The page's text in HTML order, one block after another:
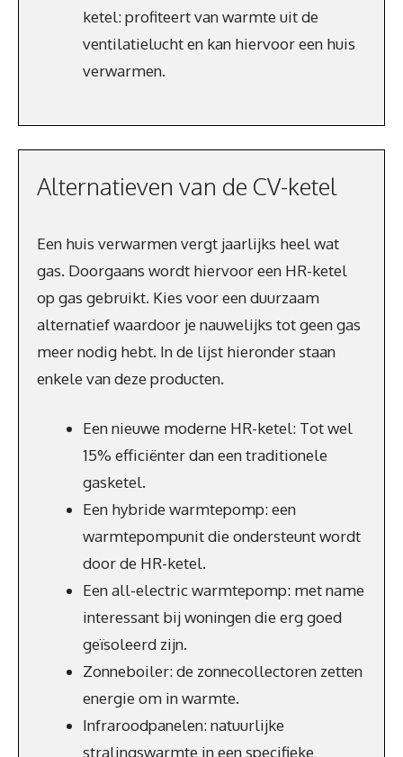
ketel: profiteert van warmte uit de
ventilatielucht en kan hiervoor een huis
verwarmen.
Alternatieven van de CV-ketel
Een huis verwarmen vergt jaarlijks heel wat
gas. Doorgaans wordt hiervoor een HR-ketel
op gas gebruikt. Kies voor een duurzaam
alternatief waardoor je nauwelijks tot geen gas
meer nodig hebt. In de lijst hieronder staan
enkele van deze producten.
Een nieuwe moderne HR-ketel: Tot wel
15% efficiënter dan een traditionele
gasketel.
Een hybride warmtepomp: een
warmtepompunit die ondersteunt wordt
door de HR-ketel.
Een all-electric warmtepomp: met name
interessant bij woningen die erg goed
geïsoleerd zijn.
Zonneboiler: de zonnecollectoren zetten
energie om in warmte.
Infraroodpanelen: natuurlijke
stralingswarmte in een specifieke